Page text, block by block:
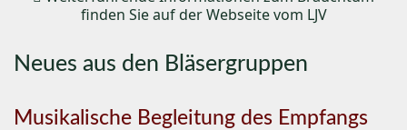
finden Sie auf der Webseite vom LJV
Neues aus den Bläsergruppen
Musikalische Begleitung des Empfangs